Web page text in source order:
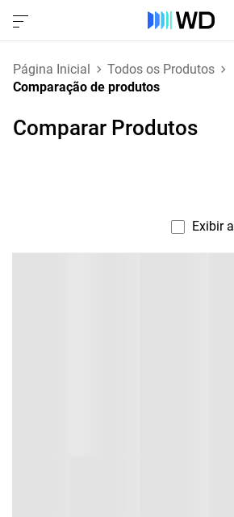
Página Inicial
Todos os Produtos
Comparação de produtos
Comparar Produtos
Exibir